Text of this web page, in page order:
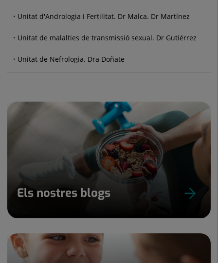
Unitat d'Andrologia i Fertilitat. Dr Malca. Dr Martínez
Unitat de malalties de transmissió sexual. Dr Gutiérrez
Unitat de Nefrologia. Dra Doñate
Els nostres blogs